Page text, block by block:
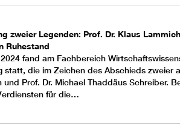
zweier Legenden: Prof. Dr. Klaus
Ruhestand
fand am Fachbereich
statt, die im Zeichen des Abschieds zweier
und Prof. Dr. Michael Thaddäus Schreiber.
für die…